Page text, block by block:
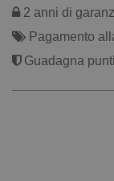
2 anni di
Pagamento
Guadagna